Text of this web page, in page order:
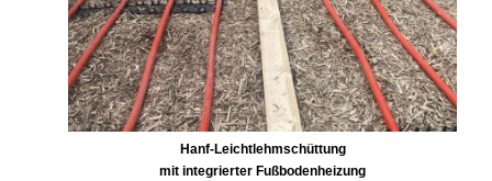
Hanf-Leichtlehmschüttung
mit integrierter Fußbodenheizung